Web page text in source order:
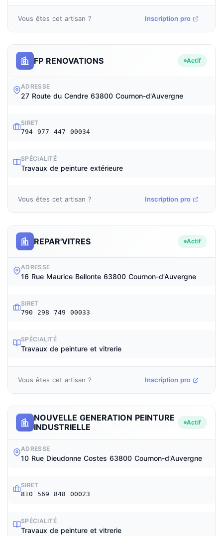
Vous êtes cet artisan ? Inscription pro
FP RENOVATIONS Actif
ADRESSE
27 Route du Cendre 63800 Cournon-d'Auvergne
SIRET
794 977 447 00034
SPÉCIALITÉ
Travaux de peinture extérieure
Vous êtes cet artisan ? Inscription pro
REPAR'VITRES Actif
ADRESSE
16 Rue Maurice Bellonte 63800 Cournon-d'Auvergne
SIRET
790 298 749 00033
SPÉCIALITÉ
Travaux de peinture et vitrerie
Vous êtes cet artisan ? Inscription pro
NOUVELLE GENERATION PEINTURE
INDUSTRIELLE
Actif
ADRESSE
10 Rue Dieudonne Costes 63800 Cournon-d'Auvergne
SIRET
810 569 848 00023
SPÉCIALITÉ
Travaux de peinture et vitrerie